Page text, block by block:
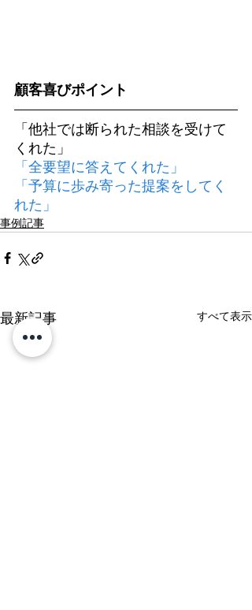
顧客喜びポイント
「他社では断られた相談を受けて
くれた」
「全要望に答えてくれた」
「予算に歩み寄った提案をしてく
れた」
事例記事
最新記事 すべて表示